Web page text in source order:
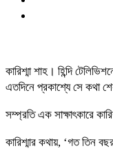
কারিশ্মা শাহ। হিন্দি
এতদিনে প্রকাশ্যে সে কথা
সম্প্রতি এক সাক্ষাৎকারে
কারিশ্মার কথায়, ‘গত তিন